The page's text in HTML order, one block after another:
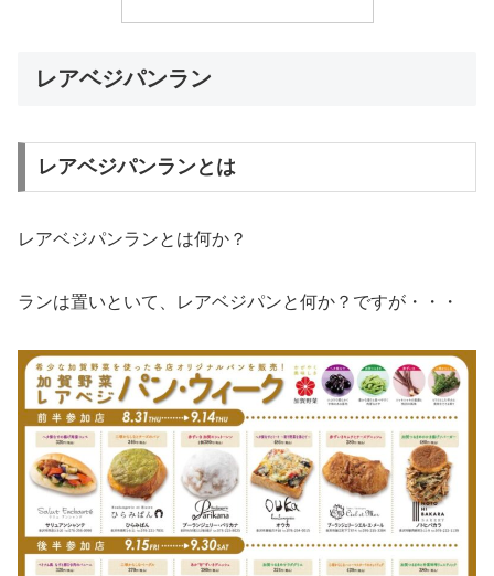
レアベジパンラン
レアベジパンランとは
レアベジパンランとは何か？
ランは置いといて、レアベジパンと何か？ですが・・・